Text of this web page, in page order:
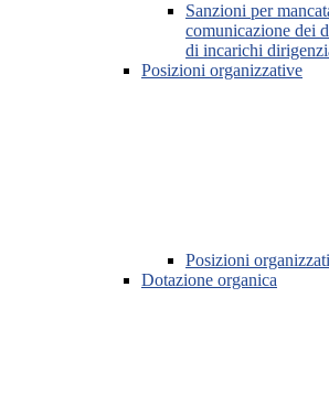
Sanzioni per
comunicazione dei
di incarichi
Posizioni organizzative
Posizioni
Dotazione organica